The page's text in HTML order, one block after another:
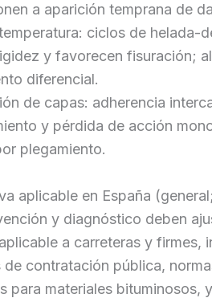
a aparición temprana de
ciclos de helada-
y favorecen fisuración;
diferencial.
de capas: adherencia
y pérdida de acción
plegamiento.
aplicable en España
y diagnóstico deben
a carreteras y firmes,
de contratación pública,
para materiales bituminosos,